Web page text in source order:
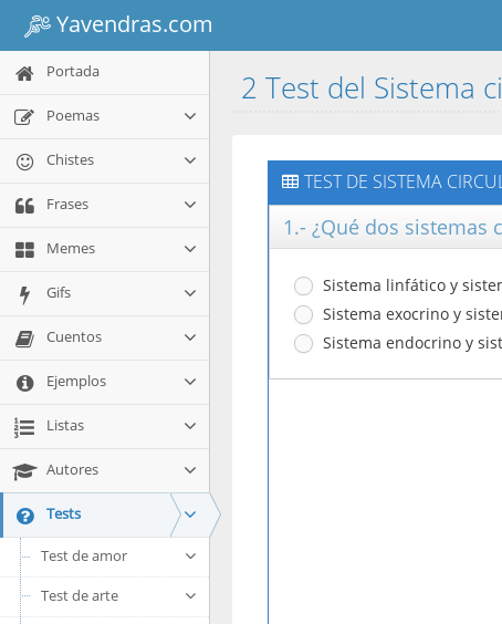
Yavendras.com
Portada
Poemas
Chistes
Frases
Memes
Gifs
Cuentos
Ejemplos
Listas
Autores
Tests
Test de amor
Test de arte
2 Test del Sistema
TEST DE SISTEMA
1.- ¿Qué dos sistemas
Sistema linfático y
Sistema exocrino y
Sistema endocrino y